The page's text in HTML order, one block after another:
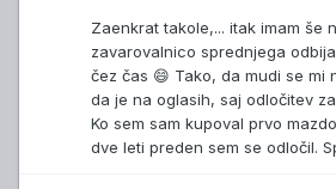
Zaenkrat takole,... itak imam še
zavarovalnico sprednjega
čez čas 😄 Tako, da mudi se mi
da je na oglasih, saj odločitev
Ko sem sam kupoval prvo
dve leti preden sem se odločil.